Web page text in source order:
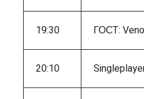
19:30 ГОСТ:
20:10